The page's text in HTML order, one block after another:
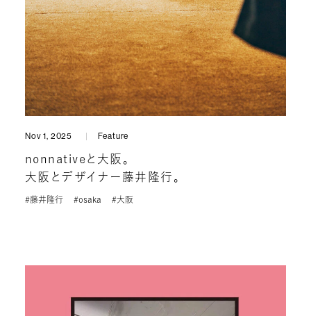
Nov 1, 2025 Feature
nonnativeと大阪。
大阪とデザイナー藤井隆行。
#藤井隆行 #osaka #大阪